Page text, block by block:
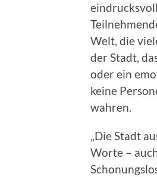
Welt, die
der Stadt,
oder ein
keine
wahren.
„Die Stadt
Worte –